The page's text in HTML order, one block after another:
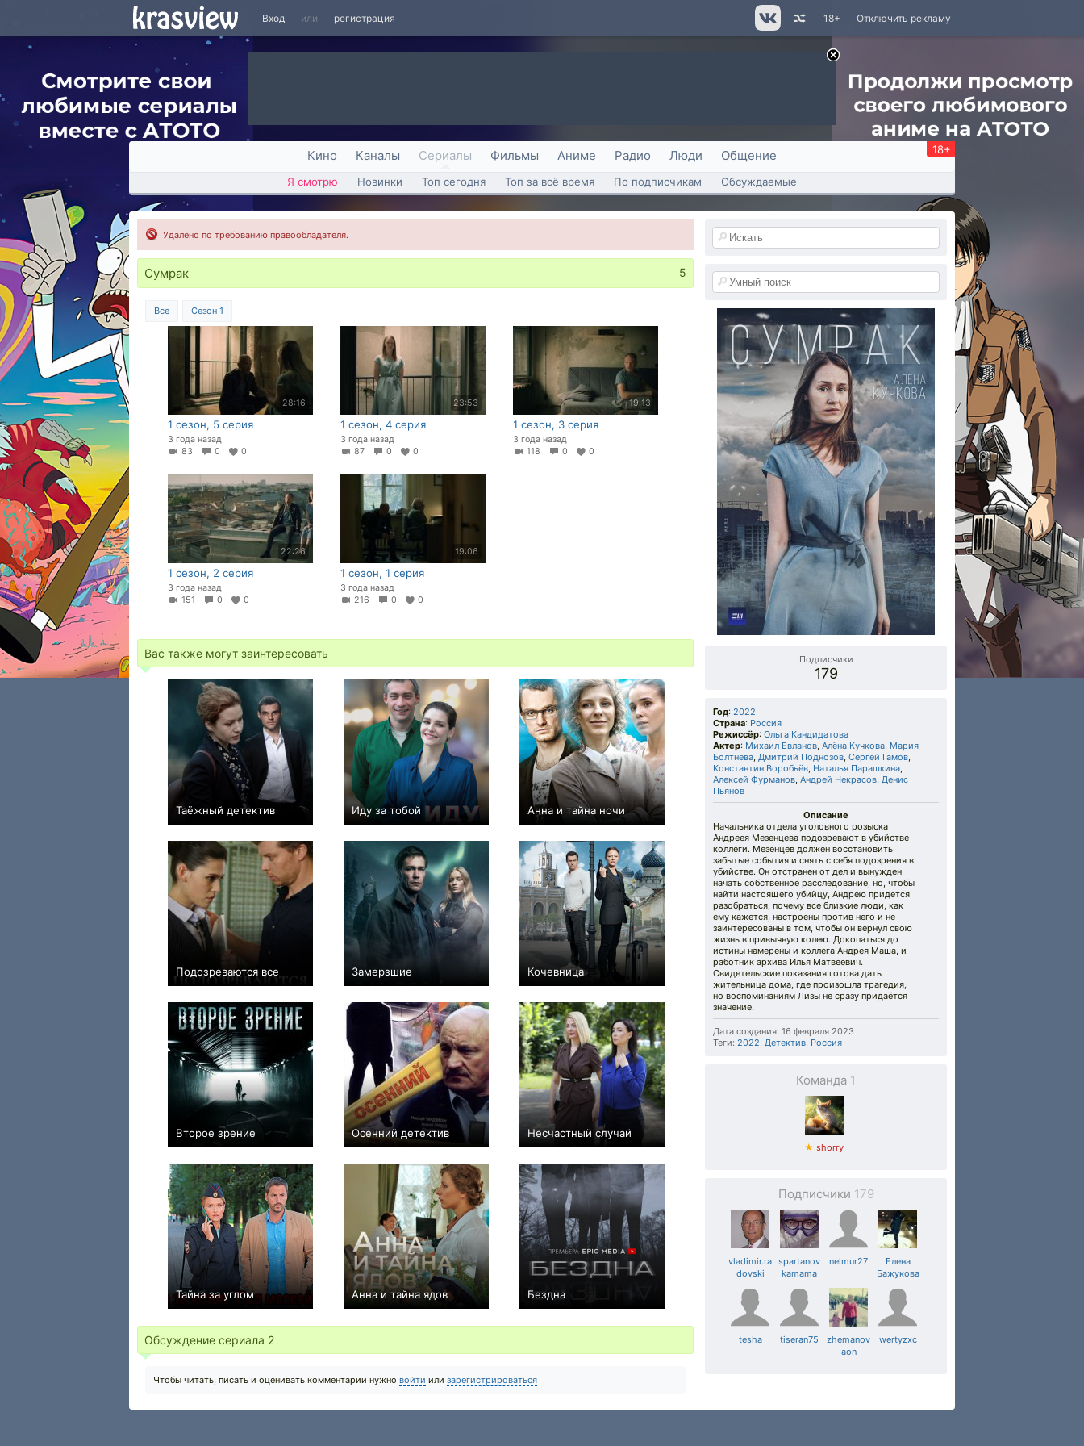
Вход или регистрация Отключить рекламу
18+
Кино Каналы Сериалы Фильмы Аниме Радио Люди Общение 18+
Я смотрю Новинки Топ сегодня Топ за всё время По подписчикам Обсуждаемые
Удалено по требованию правообладателя.
Сумрак 5
Все Сезон 1
28:16
1 сезон, 5 серия
3 года назад
83
0 0
23:53
1 сезон, 4 серия
3 года назад
87
0 0
19:13
1 сезон, 3 серия
3 года назад
118
0 0
22:26
1 сезон, 2 серия
3 года назад
151
0 0
19:06
1 сезон, 1 серия
3 года назад
216
0 0
Вас также могут заинтересовать
Таёжный детектив
−3 16 471
Иду за тобой
0 4 64
Анна и тайна ночи
−1 4 119
Подозреваются все
−1 4 188
Замерзшие
+4 7 411
Кочевница
+1 16 428
Второе зрение
+32 19 444
Осенний детектив
−1 20 37
Несчастный случай
0 2 117
Тайна за углом
0 8 399
Анна и тайна ядов
0 4 140
Бездна
+2 5 182
Обсуждение сериала 2
Чтобы читать, писать и оценивать комментарии нужно войти или зарегистрироваться
Подписчики
179
Год: 2022
Страна: Россия
Режиссёр: Ольга Кандидатова
Актер: Михаил Евланов, Алёна Кучкова, Мария
Болтнева, Дмитрий Поднозов, Сергей Гамов,
Константин Воробьёв, Наталья Парашкина,
Алексей Фурманов, Андрей Некрасов, Денис
Пьянов
Описание
Начальника отдела уголовного розыска
Андреея Мезенцева подозревают в убийстве
коллеги. Мезенцев должен восстановить
забытые события и снять с себя подозрения в
убийстве. Он отстранен от дел и вынужден
начать собственное расследование, но, чтобы
найти настоящего убийцу, Андрею придется
разобраться, почему все близкие люди, как
ему кажется, настроены против него и не
заинтересованы в том, чтобы он вернул свою
жизнь в привычную колею. Докопаться до
истины намерены и коллега Андрея Маша, и
работник архива Илья Матвеевич.
Свидетельские показания готова дать
жительница дома, где произошла трагедия,
но воспоминаниям Лизы не сразу придаётся
значение.
Дата создания: 16 февраля 2023
Теги: 2022, Детектив, Россия
Команда 1
★ shorry
Подписчики 179
vladimir.ra
dovski
spartanov
kamama
nelmur27
Елена
Бажукова
tesha tiseran75
zhemanov
aon
wertyzxc